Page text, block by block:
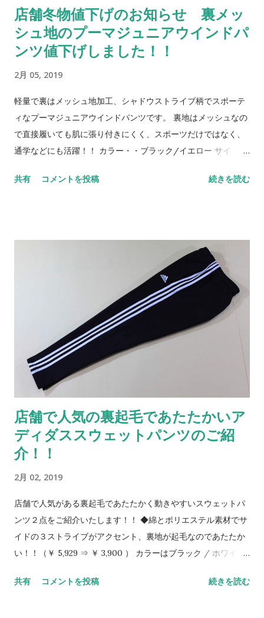
店舗冬物値下げのお知らせ 裏メッ
シュ地のプーマジュニアウインドパ
ンツ値下げしました！！
2月 05, 2019
軽量で裏はメッシュ地加工、シャドウストライブ柄でスポーテ
ィなプーマジュニアウインドパンツです。 裏地はメッシュなの
で直接履いても肌に張り付きにくく、スポーツだけではなく、
通学などにも活躍！！ カラー・・ブラック/イエロー サイ
とお買い得価格です！！ ※撮影状況や環境により画像の色合い
共有 コメントを投稿 続きを読む
店舗で人気の裏起毛であたたかいア
ディダススウェットパンツのご紹
介！！
2月 02, 2019
店舗で人気がある裏起毛であたたかく動きやすいスウェットパ
ンツ２点をご紹介いたします！！ ◆綿とポリエステル素材でサ
イドの３ストライブがアクセント、裏地が起毛なのであたたか
い！！（￥ 5,929 ⇒ ￥ 3,900 ） カラーはブラック / ホワイ
示されます ※撮影状況や環境により画像の色合いが若干異なる
共有 コメントを投稿 続きを読む